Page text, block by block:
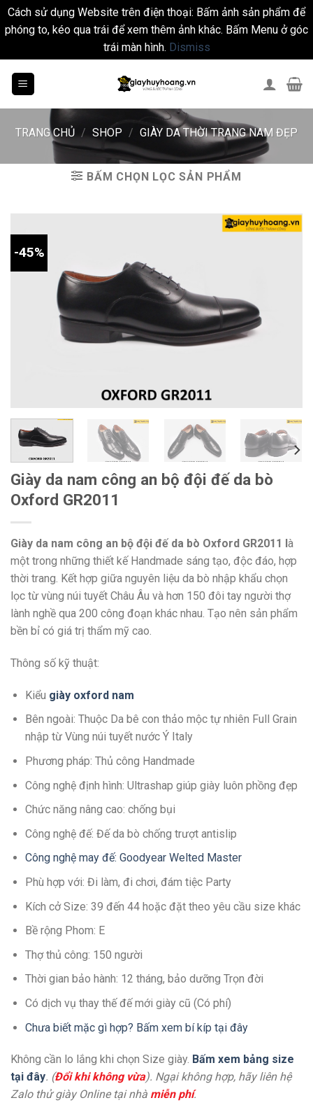
Cách sử dụng Website trên điện thoại: Bấm ảnh sản phẩm để
phóng to, kéo qua trái để xem thêm ảnh khác. Bấm Menu ở góc
trái màn hình. Dismiss
TRANG CHỦ / SHOP / GIÀY DA THỜI TRANG NAM ĐẸP
BẤM CHỌN LỌC SẢN PHẨM
-45%
Giày da nam công an bộ đội đế da bò
Oxford GR2011
Giày da nam công an bộ đội đế da bò Oxford GR2011 l à
một trong những thiết kế Handmade sáng tạo, độc đáo, hợp
thời trang. Kết hợp giữa nguyên liệu da bò nhập khẩu chọn
lọc từ vùng núi tuyết Châu Âu và hơn 150 đôi tay người thợ
lành nghề qua 200 công đoạn khác nhau. Tạo nên sản phẩm
bền bỉ có giá trị thẩm mỹ cao.
Thông số kỹ thuật:
Kiểu giày oxford nam
Bên ngoài: Thuộc Da bê con thảo mộc tự nhiên Full Grain
nhập từ Vùng núi tuyết nước Ý Italy
Phương pháp: Thủ công Handmade
Công nghệ định hình: Ultrashap giúp giày luôn phồng đẹp
Chức năng nâng cao: chống bụi
Công nghệ đế: Đế da bò chống trượt antislip
Công nghệ may đế: Goodyear Welted Master
Phù hợp với: Đi làm, đi chơi, đám tiệc Party
Kích cở Size: 39 đến 44 hoặc đặt theo yêu cầu size khác
Bề rộng Phom: E
Thợ thủ công: 150 người
Thời gian bảo hành: 12 tháng, bảo dưỡng Trọn đời
Có dịch vụ thay thế đế mới giày cũ (Có phí)
Chưa biết mặc gì hợp? Bấm xem bí kíp tại đây
Không cần lo lắng khi chọn Size giày. Bấm xem bảng size
tại đây. (Đổi khi không vừa). Ngại không hợp, hãy liên hệ
Zalo thử giày Online tại nhà miễn phí.